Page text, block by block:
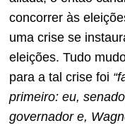
concorrer às
uma crise se
eleições. Tudo
para a tal crise foi
primeiro: eu,
governador e,